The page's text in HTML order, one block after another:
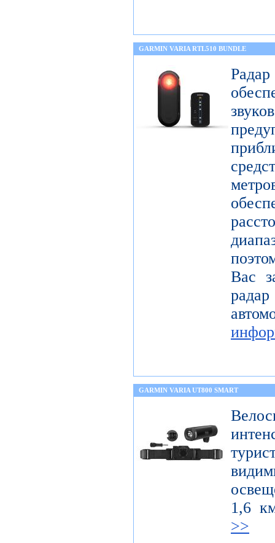
GARMIN VARIA RTL510 BUNDLE
Вас
GARMIN VARIA UT800 SMART
1,6
>>